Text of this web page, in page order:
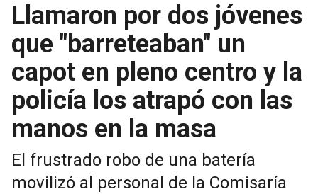
Llamaron por dos jóvenes
que "barreteaban" un
capot en pleno centro y la
policía los atrapó con las
manos en la masa
El frustrado robo de una batería
movilizó al personal de la Comisaría